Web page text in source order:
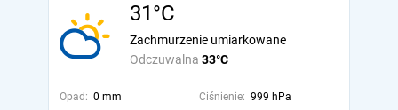
31°C
Odczuwalna 33°C
Zachmurzenie umiarkowane
Opad: 0 mm Ciśnienie: 999 hPa